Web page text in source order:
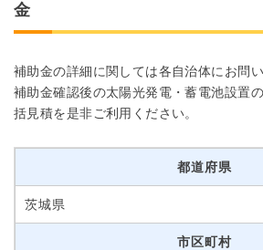
金
補助金の詳細に関しては各自治体にお問
補助金確認後の太陽光発電・蓄電池設置
括見積を是非ご利用ください。
都道府県
茨城県
市区町村